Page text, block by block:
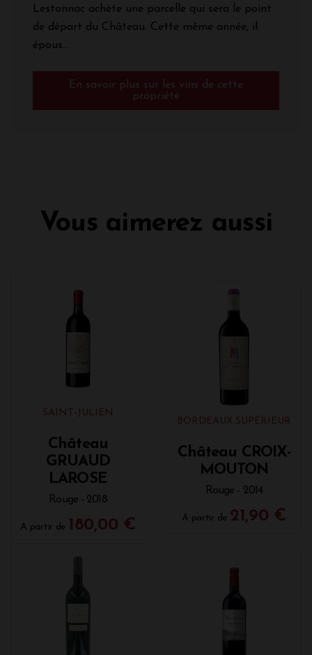
Lestonnac achète une parcelle qui sera le point
de départ du Château. Cette même année, il
épous...
En savoir plus sur les vins de cette
propriété
Vous aimerez aussi
SAINT-JULIEN
Château
GRUAUD
LAROSE
Rouge - 2018
A partir de 180,00 €
BORDEAUX SUPÉRIEUR
Château CROIX-
MOUTON
Rouge - 2014
A partir de 21,90 €